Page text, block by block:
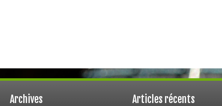
Archives Articles récents